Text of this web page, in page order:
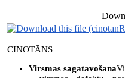
CINOTĀNS
Virsmas sagatavošana